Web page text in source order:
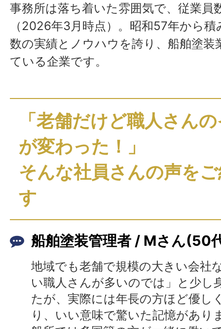
事務所は落ち着いた雰囲気で、従業員
（2026年3月時点）。昭和57年から
数の実績とノウハウを誇り、船舶塗装
ている企業です。
「老舗だけど職人さん
が変わった！」
そんな社員さんの声を
す
船舶塗装管理者 / Mさん(50
地域でも老舗で規模の大きい会社
い職人さんが多いのでは」と少し
たが、実際には年長の方ほど優し
り、いい意味で驚いた記憶があり